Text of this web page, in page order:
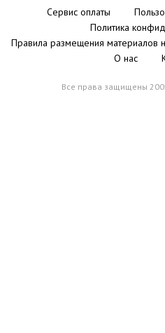
Сервис оплаты
Политика
Правила размещения материалов
О нас
Все права защищены